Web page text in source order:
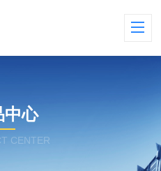
中心
CENTER